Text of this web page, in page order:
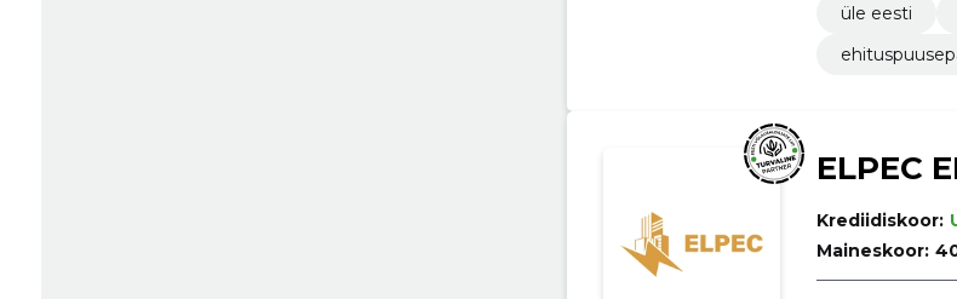
üle eesti
ELPEC
Krediidiskoor:
Maineskoor: